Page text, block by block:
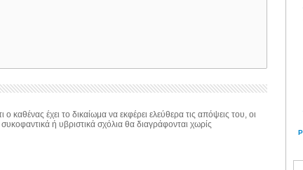
έχει το δικαίωμα να εκφέρει ελεύθερα τις απόψεις του, οι
ή υβριστικά σχόλια θα διαγράφονται χωρίς